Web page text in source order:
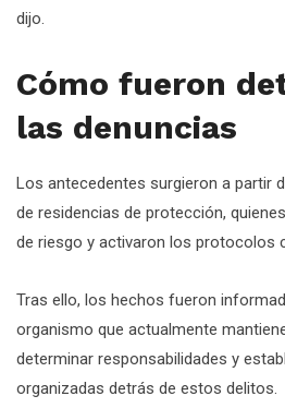
dijo.
Cómo fueron
las denuncias
Los antecedentes surgieron a partir
de residencias de protección,
de riesgo y activaron los protocolos
Tras ello, los hechos fueron
organismo que actualmente
determinar responsabilidades y
organizadas detrás de estos delitos.